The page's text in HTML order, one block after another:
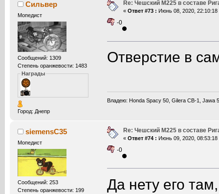
Сильвер
Мопедист
Сообщений: 1309
Степень оранжевости: 1483
Награды
Город: Днепр
Re: Чешский М225 в составе
« Ответ #73 : Июнь 08, 2020, 22:10:18
-0
Отверстие в
Владею: Honda Spacy 50, Gilera CB-1, Jawa
siemensC35
Мопедист
Сообщений: 253
Степень оранжевости: 199
Re: Чешский М225 в составе
« Ответ #74 : Июнь 09, 2020, 08:53:18
-0
Да нету его